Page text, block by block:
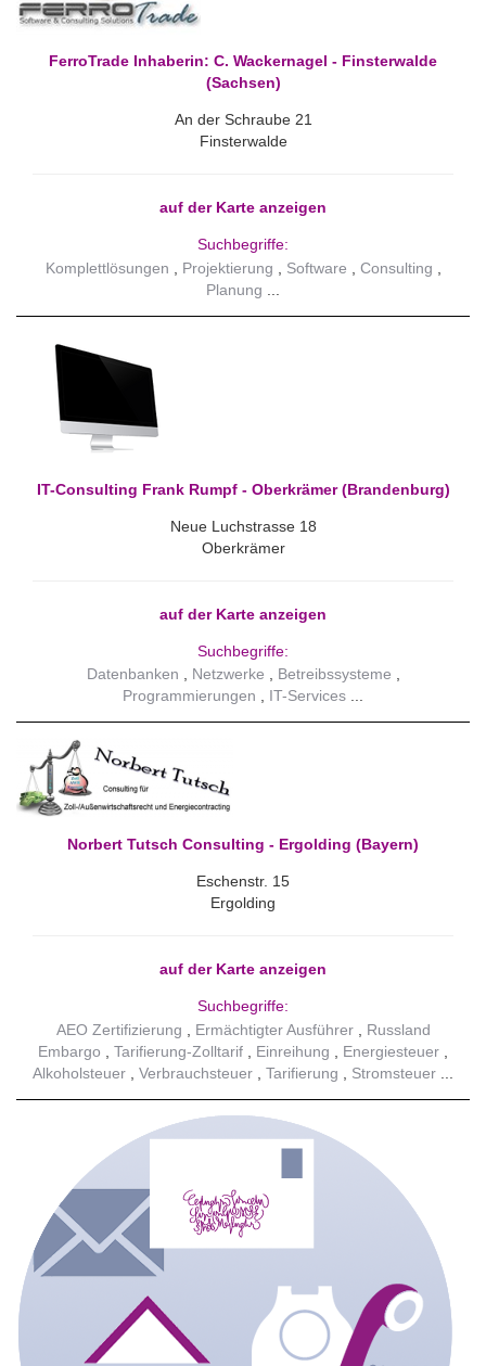
FerroTrade Inhaberin: C. Wackernagel - Finsterwalde
(Sachsen)
An der Schraube 21
Finsterwalde
auf der Karte anzeigen
Suchbegriffe:
Komplettlösungen
Projektierung Software
Consulting
Planung
IT-Consulting Frank Rumpf - Oberkrämer (Brandenburg)
Neue Luchstrasse 18
Oberkrämer
auf der Karte anzeigen
Suchbegriffe:
Datenbanken
Netzwerke
Betreibssysteme
Programmierungen
IT-Services
Norbert Tutsch Consulting - Ergolding (Bayern)
Eschenstr. 15
Ergolding
auf der Karte anzeigen
Suchbegriffe:
AEO Zertifizierung
Ermächtigter Ausführer
Russland
Embargo
Tarifierung-Zolltarif Einreihung
Energiesteuer
Alkoholsteuer
Verbrauchsteuer Tarifierung Stromsteuer